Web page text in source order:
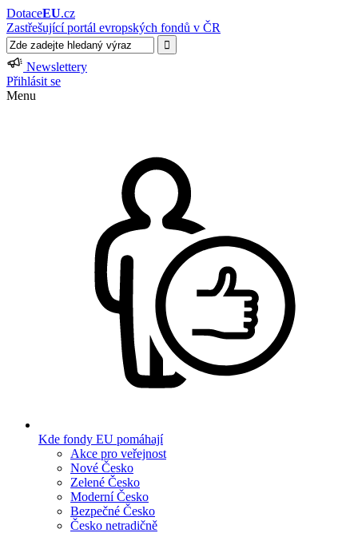
DotaceEU.cz
Zastřešující portál evropských fondů v ČR
Newslettery
Přihlásit se
Menu
Kde fondy EU pomáhají
Akce pro veřejnost
Nové Česko
Zelené Česko
Moderní Česko
Bezpečné Česko
Česko netradičně